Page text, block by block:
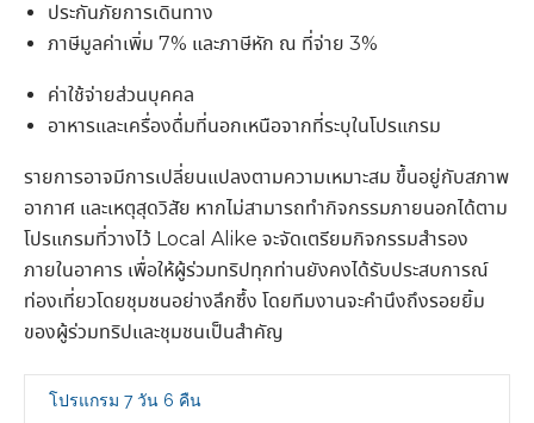
ประกันภัยการเดินทาง
ภาษีมูลค่าเพิ่ม 7% และภาษีหัก ณ ที่จ่าย 3%
ค่าใช้จ่ายส่วนบุคคล
อาหารและเครื่องดื่มที่นอกเหนือจากที่ระบุในโปรแกรม
รายการอาจมีการเปลี่ยนแปลงตามความเหมาะสม ขึ้นอยู่กับสภาพ
อากาศ และเหตุสุดวิสัย หากไม่สามารถทำกิจกรรมภายนอกได้ตาม
โปรแกรมที่วางไว้ Local Alike จะจัดเตรียมกิจกรรมสำรอง
ภายในอาคาร เพื่อให้ผู้ร่วมทริปทุกท่านยังคงได้รับประสบการณ์
ท่องเที่ยวโดยชุมชนอย่างลึกซึ้ง โดยทีมงานจะคำนึงถึงรอยยิ้ม
ของผู้ร่วมทริปและชุมชนเป็นสำคัญ
โปรแกรม 7 วัน 6 คืน